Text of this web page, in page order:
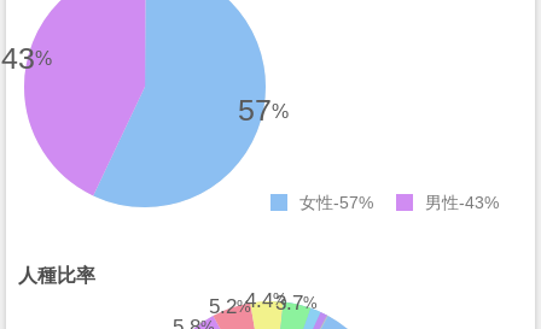
57%
43%
女性 57% 男性 43%
人種比率
5.2%4.4%
3.7%